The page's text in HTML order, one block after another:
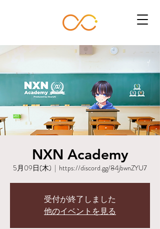
NXN Academy
5月09日(木)
  |
https://discord.gg/84jbwnZYU7
受付が終了しました
他のイベントを見る